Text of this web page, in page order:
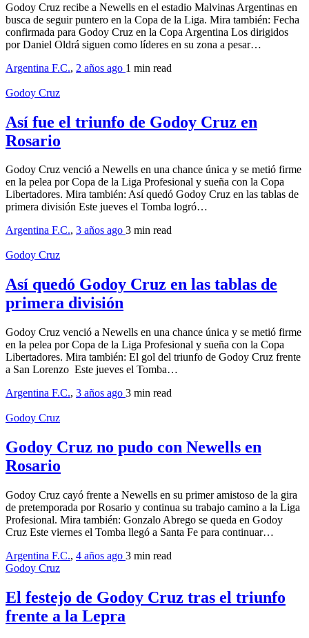
Godoy Cruz recibe a Newells en el estadio Malvinas Argentinas en
busca de seguir puntero en la Copa de la Liga. Mira también: Fecha
confirmada para Godoy Cruz en la Copa Argentina Los dirigidos
por Daniel Oldrá siguen como líderes en su zona a pesar…
Argentina F.C., 2 años ago 1 min read
Godoy Cruz
Así fue el triunfo de Godoy Cruz en
Rosario
Godoy Cruz venció a Newells en una chance única y se metió firme
en la pelea por Copa de la Liga Profesional y sueña con la Copa
Libertadores. Mira también: Así quedó Godoy Cruz en las tablas de
primera división Este jueves el Tomba logró…
Argentina F.C., 3 años ago 3 min read
Godoy Cruz
Así quedó Godoy Cruz en las tablas de
primera división
Godoy Cruz venció a Newells en una chance única y se metió firme
en la pelea por Copa de la Liga Profesional y sueña con la Copa
Libertadores. Mira también: El gol del triunfo de Godoy Cruz frente
a San Lorenzo Este jueves el Tomba…
Argentina F.C., 3 años ago 3 min read
Godoy Cruz
Godoy Cruz no pudo con Newells en
Rosario
Godoy Cruz cayó frente a Newells en su primer amistoso de la gira
de pretemporada por Rosario y continua su trabajo camino a la Liga
Profesional. Mira también: Gonzalo Abrego se queda en Godoy
Cruz Este viernes el Tomba llegó a Santa Fe para continuar…
Argentina F.C., 4 años ago 3 min read
Godoy Cruz
El festejo de Godoy Cruz tras el triunfo
frente a la Lepra